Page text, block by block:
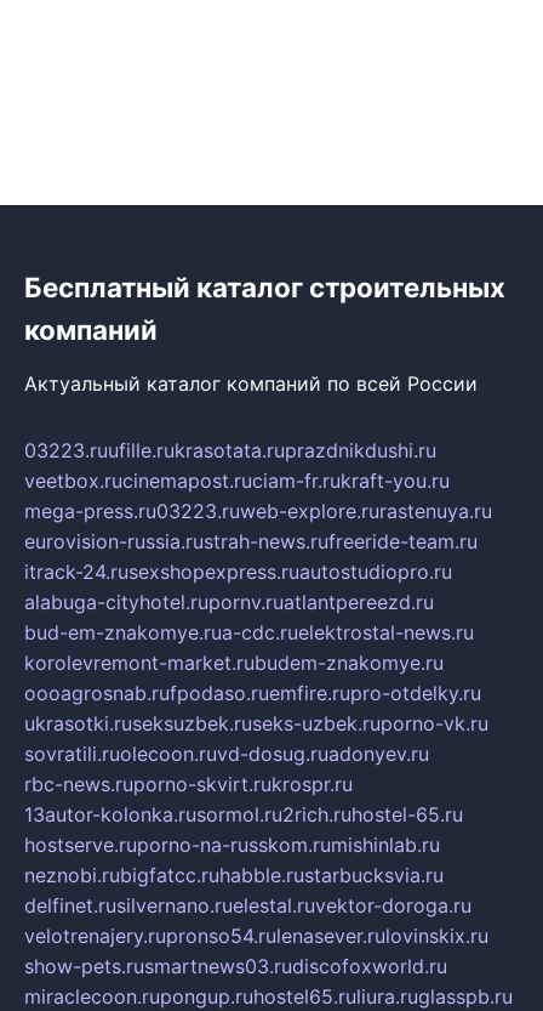
Бесплатный каталог строительных
компаний
Актуальный каталог компаний по всей России
03223.ruufille.rukrasotata.ruprazdnikdushi.ru
veetbox.rucinemapost.ruciam-fr.rukraft-you.ru
mega-press.ru03223.ruweb-explore.rurastenuya.ru
eurovision-russia.rustrah-news.rufreeride-team.ru
itrack-24.rusexshopexpress.ruautostudiopro.ru
alabuga-cityhotel.rupornv.ruatlantpereezd.ru
bud-em-znakomye.rua-cdc.ruelektrostal-news.ru
korolevremont-market.rubudem-znakomye.ru
oooagrosnab.rufpodaso.ruemfire.rupro-otdelky.ru
ukrasotki.ruseksuzbek.ruseks-uzbek.ruporno-vk.ru
sovratili.ruolecoon.ruvd-dosug.ruadonyev.ru
rbc-news.ruporno-skvirt.rukrospr.ru
13autor-kolonka.rusormol.ru2rich.ruhostel-65.ru
hostserve.ruporno-na-russkom.rumishinlab.ru
neznobi.rubigfatcc.ruhabble.rustarbucksvia.ru
delfinet.rusilvernano.ruelestal.ruvektor-doroga.ru
velotrenajery.rupronso54.rulenasever.rulovinskix.ru
show-pets.rusmartnews03.rudiscofoxworld.ru
miraclecoon.rupongup.ruhostel65.ruliura.ruglasspb.ru